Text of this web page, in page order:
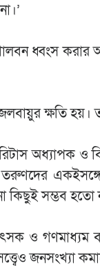
ধ্বংস করার
ক্ষতি
অধ্যাপক
তরুণদের
কিছুই সম্ভব
ও গণমাধ্যম
জনসংখ্যা